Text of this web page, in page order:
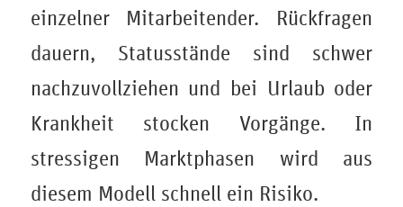
einzelner Mitarbeitender. Rückfragen
dauern, Statusstände sind schwer
nachzuvollziehen und bei Urlaub oder
Krankheit stocken Vorgänge. In
stressigen Marktphasen wird aus
diesem Modell schnell ein Risiko.